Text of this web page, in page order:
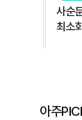
사순
최소
아주